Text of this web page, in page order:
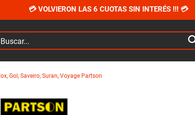
💳 VOLVIERON LAS 6 CUOTAS SIN INTERÉS !!! 💳
Gol, Saveiro, Suran, Voyage Partson